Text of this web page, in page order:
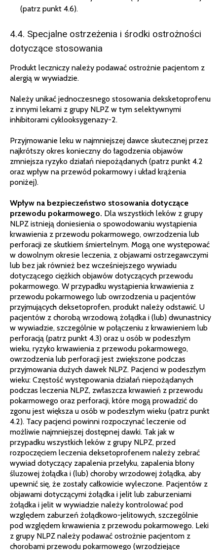
(patrz punkt 4.6).
4.4. Specjalne ostrzeżenia i środki ostrożności
dotyczące stosowania
Produkt leczniczy należy podawać ostrożnie pacjentom z
alergią w wywiadzie.
Należy unikać jednoczesnego stosowania deksketoprofenu
z innymi lekami z grupy NLPZ w tym selektywnymi
inhibitorami cyklooksygenazy-2.
Przyjmowanie leku w najmniejszej dawce skutecznej przez
najkrótszy okres konieczny do łagodzenia objawów
zmniejsza ryzyko działań niepożądanych (patrz punkt 4.2
oraz wpływ na przewód pokarmowy i układ krążenia
poniżej).
Wpływ na bezpieczeństwo stosowania dotyczące
przewodu pokarmowego. Dla wszystkich leków z grupy
NLPZ istnieją doniesienia o spowodowaniu wystąpienia
krwawienia z przewodu pokarmowego, owrzodzenia lub
perforacji ze skutkiem śmiertelnym. Mogą one występować
w dowolnym okresie leczenia, z objawami ostrzegawczymi
lub bez jak również bez wcześniejszego wywiadu
dotyczącego ciężkich objawów dotyczących przewodu
pokarmowego. W przypadku wystąpienia krwawienia z
przewodu pokarmowego lub owrzodzenia u pacjentów
przyjmujących deksetoprofen, produkt należy odstawić. U
pacjentów z chorobą wrzodową żołądka i (lub) dwunastnicy
w wywiadzie, szczególnie w połączeniu z krwawieniem lub
perforacją (patrz punkt 4.3) oraz u osób w podeszłym
wieku, ryzyko krwawienia z przewodu pokarmowego,
owrzodzenia lub perforacji jest zwiększone podczas
przyjmowania dużych dawek NLPZ. Pacjenci w podeszłym
wieku: Częstość występowania działań niepożądanych
podczas leczenia NLPZ, zwłaszcza krwawień z przewodu
pokarmowego oraz perforacji, które mogą prowadzić do
zgonu jest większa u osób w podeszłym wieku (patrz punkt
4.2). Tacy pacjenci powinni rozpoczynać leczenie od
możliwie najmniejszej dostępnej dawki. Tak jak w
przypadku wszystkich leków z grupy NLPZ, przed
rozpoczęciem leczenia deksetoprofenem należy zebrać
wywiad dotyczący zapalenia przełyku, zapalenia błony
śluzowej żołądka i (lub) choroby wrzodowej żołądka, aby
upewnić się, że zostały całkowicie wyleczone. Pacjentów z
objawami dotyczącymi żołądka i jelit lub zaburzeniami
żołądka i jelit w wywiadzie należy kontrolować pod
względem zaburzeń żołądkowo-jelitowych, szczególnie
pod względem krwawienia z przewodu pokarmowego. Leki
z grupy NLPZ należy podawać ostrożnie pacjentom z
chorobami przewodu pokarmowego (wrzodziejące